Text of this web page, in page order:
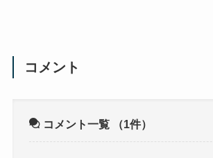
コメント
コメント一覧 （1件）